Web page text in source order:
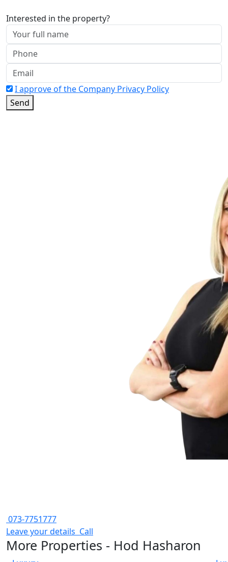
Interested in the property?
I approve of the Company Privacy Policy
Send
073-7751777
Leave your details Call
More Properties - Hod Hasharon